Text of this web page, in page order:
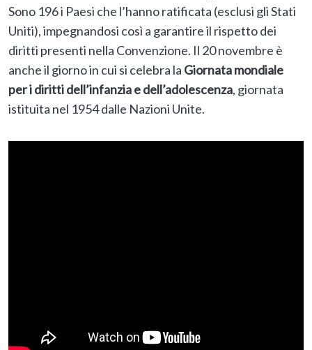
Sono 196 i Paesi che l’hanno ratificata (esclusi gli Stati
Uniti), impegnandosi così a garantire il rispetto dei
diritti presenti nella Convenzione. Il 20 novembre è
anche il giorno in cui si celebra la Giornata mondiale
per i diritti dell’infanzia e dell’adolescenza, giornata
istituita nel 1954 dalle Nazioni Unite.